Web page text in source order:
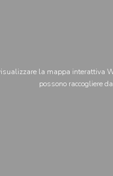
la mappa interattiva
possono raccogliere